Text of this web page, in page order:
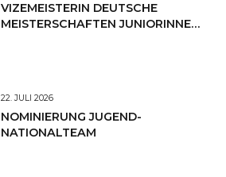
VIZEMEISTERIN DEUTSCHE
MEISTERSCHAFTEN JUNIORINNEN
22. JULI 2026
NOMINIERUNG JUGEND-
NATIONALTEAM